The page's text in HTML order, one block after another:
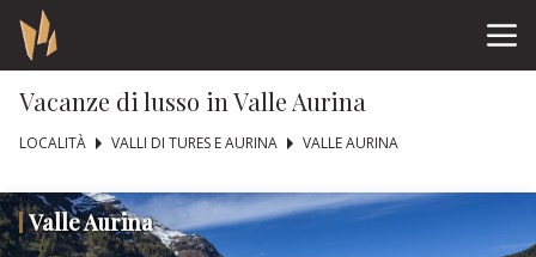
Vacanze di lusso in Valle Aurina
LOCALITÀ VALLI DI TURES E AURINA VALLE AURINA
Valle Aurina